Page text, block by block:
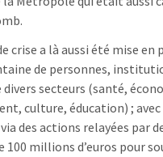
crise a là aussi été mise en
de personnes,
divers secteurs (santé,
culture, éducation) ; avec
des actions relayées par
100 millions d’euros pour